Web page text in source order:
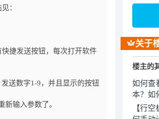
：
捷发送按钮，每次打开软件
送数字1-9，并且显示的按钮
输入参数了。
关于
楼主的
如何查
本？如
【行